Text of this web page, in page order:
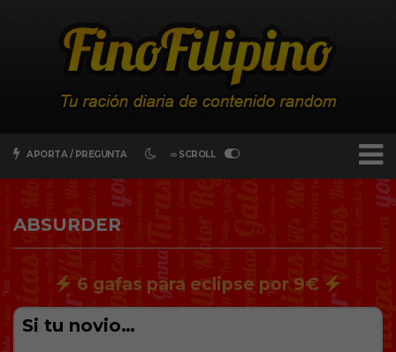
APORTA / PREGUNTA ∞ SCROLL
ABSURDER
6 gafas para eclipse por 9€
Si tu novio…